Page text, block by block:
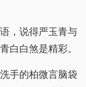
，说得严玉青与
白白煞是精彩。
手的柏微言脑袋